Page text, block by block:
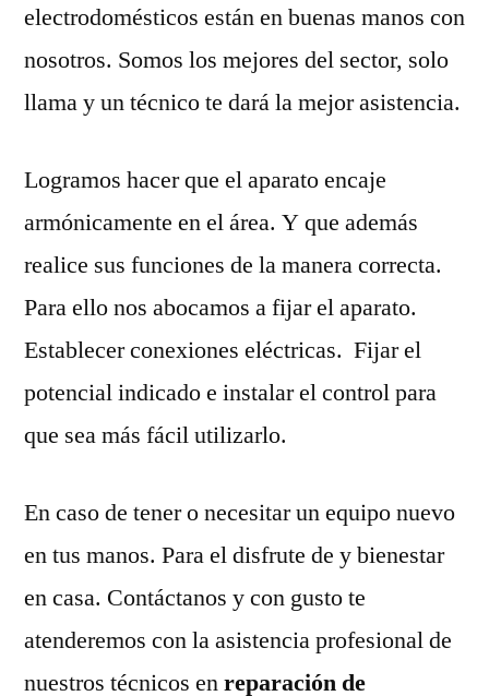
electrodomésticos están en buenas manos con
nosotros. Somos los mejores del sector, solo
llama y un técnico te dará la mejor asistencia.
Logramos hacer que el aparato encaje
armónicamente en el área. Y que además
realice sus funciones de la manera correcta.
Para ello nos abocamos a fijar el aparato.
Establecer conexiones eléctricas. Fijar el
potencial indicado e instalar el control para
que sea más fácil utilizarlo.
En caso de tener o necesitar un equipo nuevo
en tus manos. Para el disfrute de y bienestar
en casa. Contáctanos y con gusto te
atenderemos con la asistencia profesional de
nuestros técnicos enreparación de